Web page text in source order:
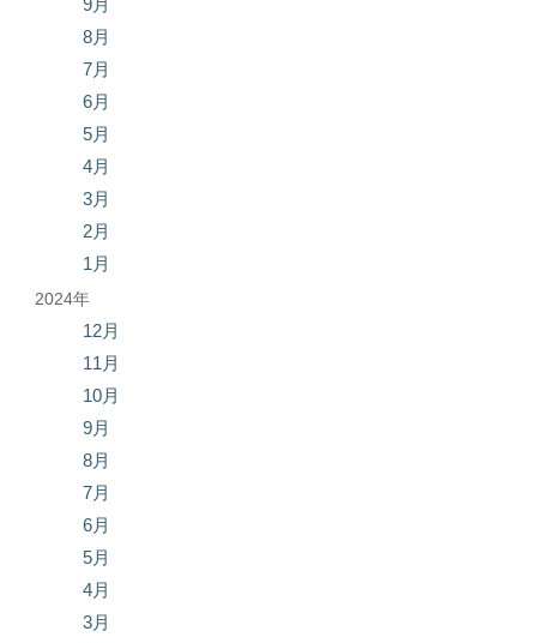
9月
8月
7月
6月
5月
4月
3月
2月
1月
2024年
12月
11月
10月
9月
8月
7月
6月
5月
4月
3月